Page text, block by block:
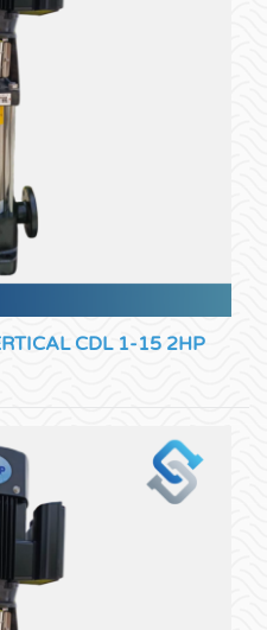
CDL 1-15 2HP